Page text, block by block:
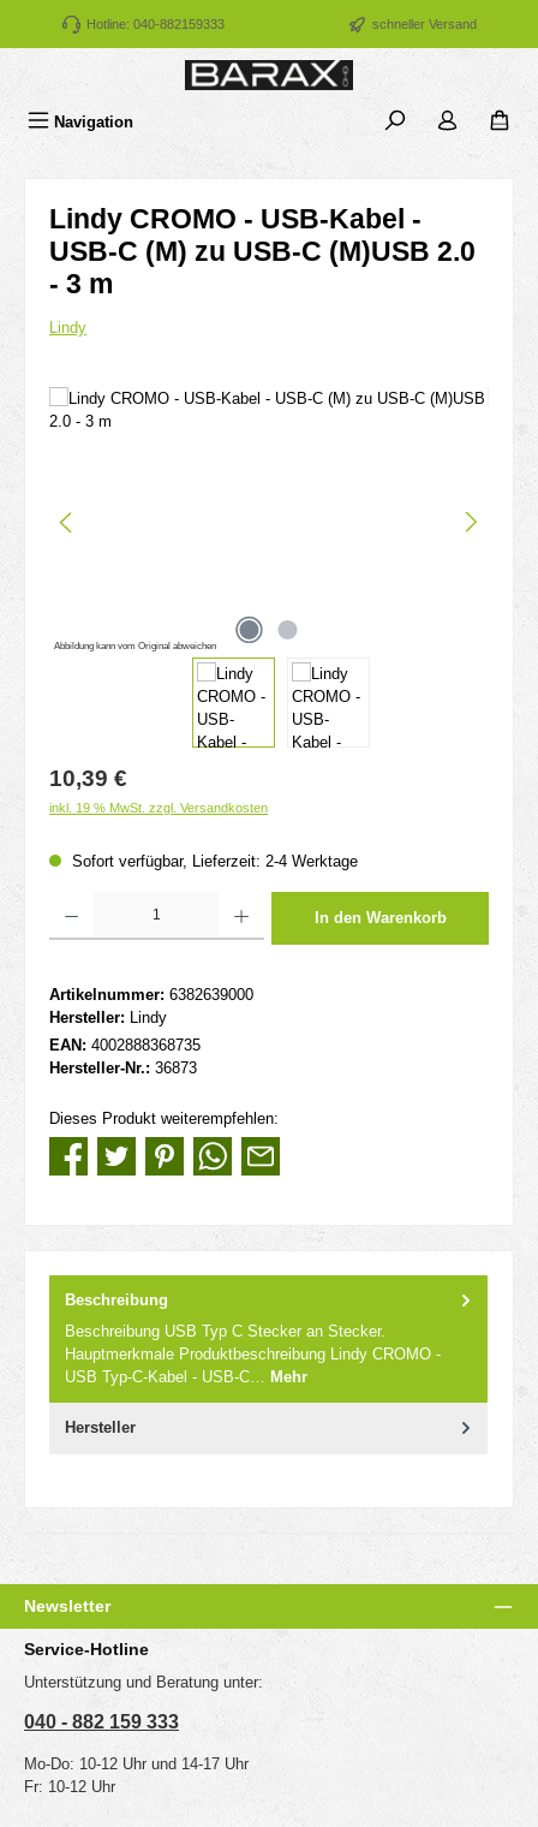
Zum Hauptinhalt springen
Hotline: 040-882159333 schneller Versand
Navigation
Lindy CROMO - USB-Kabel -
USB-C (M) zu USB-C (M)USB 2.0
- 3 m
Lindy
Bildergalerie überspringen
Abbildung kann vom Original abweichen
Regulärer Preis:
10,39 €
inkl. 19 % MwSt. zzgl. Versandkosten
Sofort verfügbar, Lieferzeit: 2-4 Werktage
In den Warenkorb
Artikelnummer: 6382639000
Hersteller:
Lindy
EAN: 4002888368735
Hersteller-Nr.: 36873
Dieses Produkt weiterempfehlen:
Beschreibung
Beschreibung USB Typ C Stecker an Stecker.
Hauptmerkmale Produktbeschreibung Lindy CROMO -
USB Typ-C-Kabel - USB-C… Mehr
Hersteller
Newsletter
Service-Hotline
Unterstützung und Beratung unter:
040 - 882 159 333
Mo-Do: 10-12 Uhr und 14-17 Uhr
Fr: 10-12 Uhr